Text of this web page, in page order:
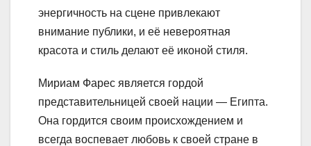
энергичность на сцене привлекают
внимание публики, и её невероятная
красота и стиль делают её иконой стиля.
Мириам Фарес является гордой
представительницей своей нации — Египта.
Она гордится своим происхождением и
всегда воспевает любовь к своей стране в